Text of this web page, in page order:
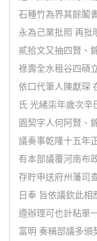
石種竹為界其餘鬮
永為己業批照 再批
貳拾文又抽四賢、
祿壽全水租谷四碩
依口代筆人陳獻琛
氏 光緒柒年歲次
園契字人何阿賢、
議奏事乾隆十五年
有本部議覆河南布
存貯申送府州藩司
日奉 旨依議欽此
遵辦理可也計粘單
富明 奏稱部議多頒